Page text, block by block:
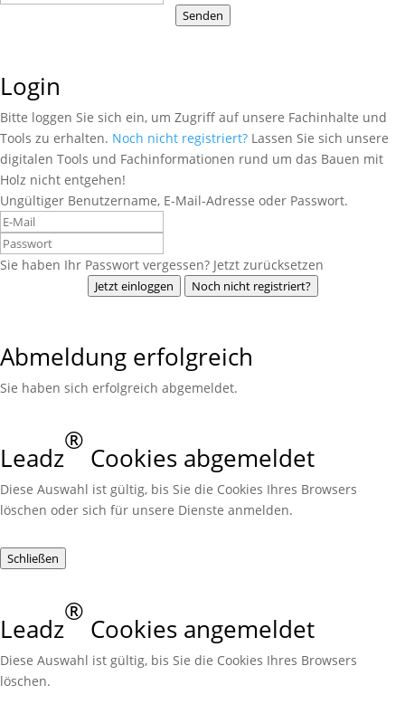
Senden
Login
Bitte loggen Sie sich ein, um Zugriff auf unsere Fachinhalte und
Tools zu erhalten. Noch nicht registriert? Lassen Sie sich unsere
digitalen Tools und Fachinformationen rund um das Bauen mit
Holz nicht entgehen!
Ungültiger Benutzername, E-Mail-Adresse oder Passwort.
Sie haben Ihr Passwort vergessen? Jetzt zurücksetzen
Jetzt einloggen Noch nicht registriert?
Abmeldung erfolgreich
Sie haben sich erfolgreich abgemeldet.
Leadz
®
Cookies abgemeldet
Diese Auswahl ist gültig, bis Sie die Cookies Ihres Browsers
löschen oder sich für unsere Dienste anmelden.
Schließen
Leadz
®
Cookies angemeldet
Diese Auswahl ist gültig, bis Sie die Cookies Ihres Browsers
löschen.